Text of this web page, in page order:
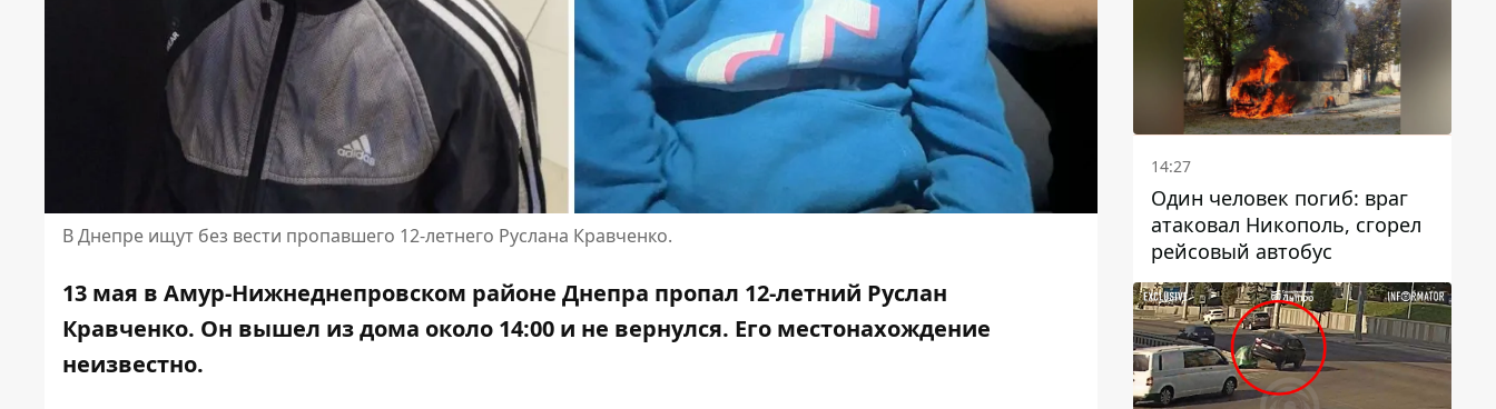
В Днепре ищут без вести пропавшего 12-летнего Руслана Кравченко.
13 мая в Амур-Нижнеднепровском районе Днепра пропал 12-летний Руслан
Кравченко. Он вышел из дома около 14:00 и не вернулся. Его местонахождение
неизвестно.
14:27
Один человек погиб: враг
атаковал Никополь, сгорел
рейсовый автобус